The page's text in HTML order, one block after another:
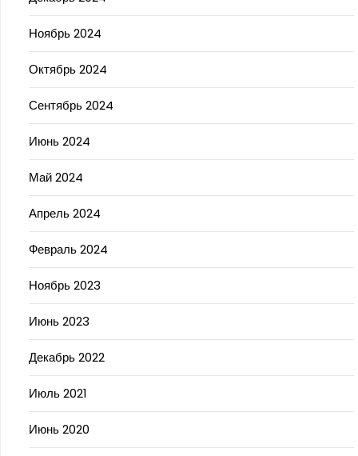
Ноябрь 2024
Октябрь 2024
Сентябрь 2024
Июнь 2024
Май 2024
Апрель 2024
Февраль 2024
Ноябрь 2023
Июнь 2023
Декабрь 2022
Июль 2021
Июнь 2020